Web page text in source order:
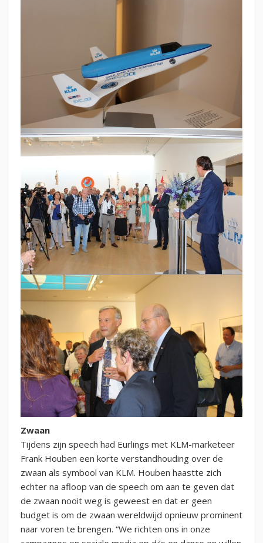
Zwaan
Tijdens zijn speech had Eurlings met KLM-marketeer
Frank Houben een korte verstandhouding over de
zwaan als symbool van KLM. Houben haastte zich
echter na afloop van de speech om aan te geven dat
de zwaan nooit weg is geweest en dat er geen
budget is om de zwaan wereldwijd opnieuw prominent
naar voren te brengen. “We richten ons in onze